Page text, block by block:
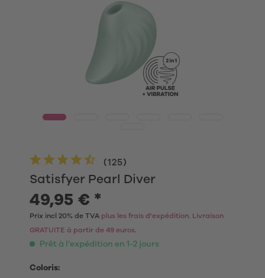
Satisfyer Pearl Diver
(125)
49,95 € *
Prix incl 20% de TVA plus les frais d'expédition. Livraison
GRATUITE à partir de 49 euros.
Prêt à l’expédition en 1-2 jours
Coloris: